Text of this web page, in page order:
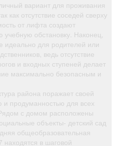
вариант для проживания
как отсутствие соседей сверху
от лифта создают
обстановку. Наконец,
идеально для родителей или
ведь отсутствие
и входных ступеней делает
максимально безопасным и
района поражает своей
и продуманностью для всех
с домом расположены
объекты- детский сад
общеобразовательная
в шаговой